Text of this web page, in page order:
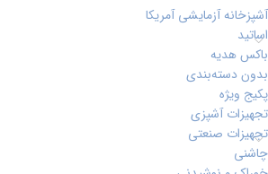
آشپزخانه آزمایشی آمریکا
اساتید
باکس هدیه
بدون دسته‌بندی
پکیج ویژه
تجهیزات آشپزی
تجهیزات صنعتی
چاشنی